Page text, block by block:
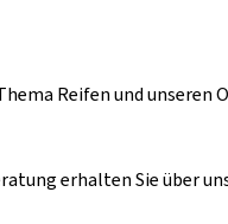
Reifen und unseren
erhalten Sie über